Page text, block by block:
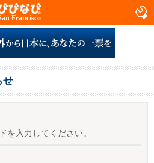
Francisco
せ
を入力してください。